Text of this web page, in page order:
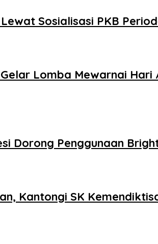
Sosialisasi PKB
Lomba Mewarnai
Dorong Penggunaan
Kantongi SK